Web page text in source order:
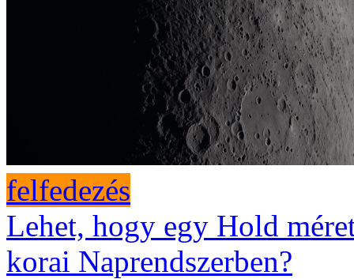
felfedezés
Lehet, hogy egy Hold
korai Naprendszerben?